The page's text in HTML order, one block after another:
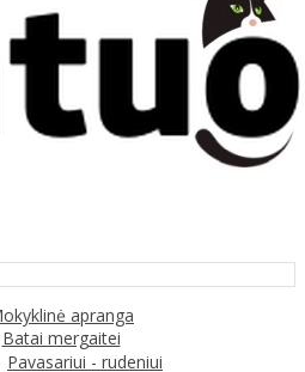
apranga
Batai mergaitei
Pavasariui - rudeniui